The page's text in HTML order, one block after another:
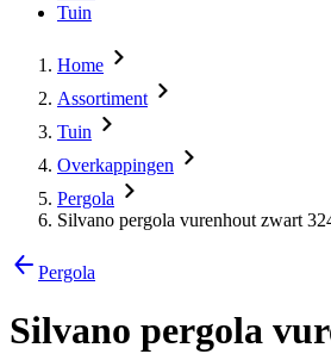
Tuin
Home
Assortiment
Tuin
Overkappingen
Pergola
Silvano pergola vurenhout zwart
Pergola
Silvano pergola